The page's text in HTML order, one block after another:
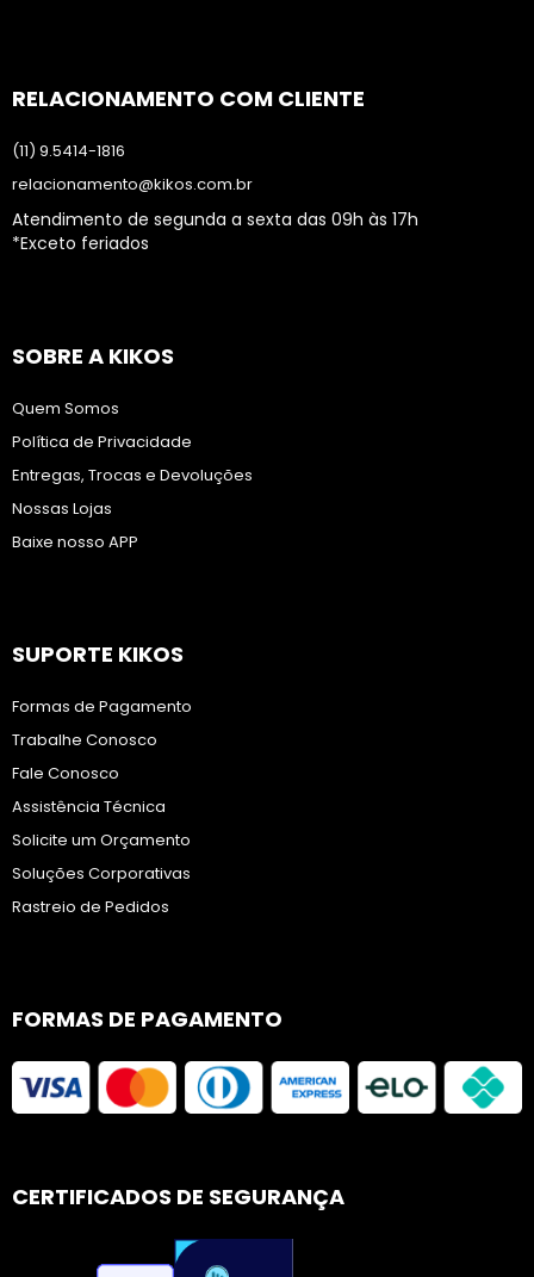
RELACIONAMENTO COM CLIENTE
(11) 9.5414-1816
relacionamento@kikos.com.br
Atendimento de segunda a sexta das 09h às 17h
*Exceto feriados
SOBRE A KIKOS
Quem Somos
Política de Privacidade
Entregas, Trocas e Devoluções
Nossas Lojas
Baixe nosso APP
SUPORTE KIKOS
Formas de Pagamento
Trabalhe Conosco
Fale Conosco
Assistência Técnica
Solicite um Orçamento
Soluções Corporativas
Rastreio de Pedidos
FORMAS DE PAGAMENTO
CERTIFICADOS DE SEGURANÇA